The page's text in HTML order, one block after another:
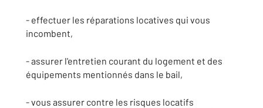
- effectuer les réparations locatives qui vous
incombent,
- assurer l'entretien courant du logement et des
équipements mentionnés dans le bail,
- vous assurer contre les risques locatifs